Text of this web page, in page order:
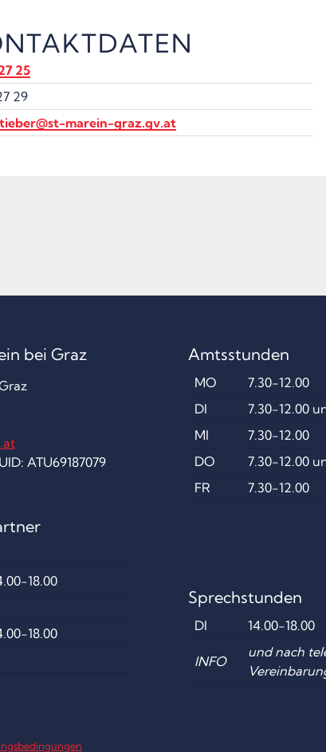
25
29
marein-graz.gv.at
bei Graz
ATU69187079
18.00
18.00
Amtsstunden
MO
7.30-12.00
DI
7.30-12.00
MI
7.30-12.00
DO
7.30-12.00
FR
7.30-12.00
Sprechstunden
DI 14.00-18.00
INFO
und nach